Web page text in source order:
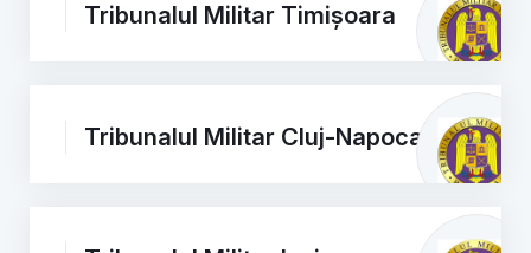
Tribunalul Militar Timișoara
Tribunalul Militar Cluj-Napoca